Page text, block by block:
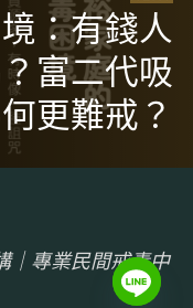
：有錢人
富二代吸
更難戒？
｜專業民間戒毒中